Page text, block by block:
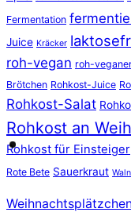
Fermentation
Juice Kräcker
roh-vegan roh-
Brötchen Rohkost-Juice
Rohkost-Salat
Rohkost an
Rohkost für Einsteiger
Rote Bete Sauerkraut
Weihnachtsplätzchen